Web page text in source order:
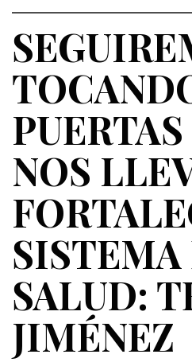
NOS
SISTEMA
SALUD:
JIMÉNEZ